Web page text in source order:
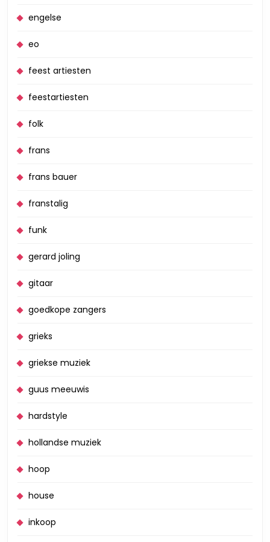
engelse
eo
feest artiesten
feestartiesten
folk
frans
frans bauer
franstalig
funk
gerard joling
gitaar
goedkope zangers
grieks
griekse muziek
guus meeuwis
hardstyle
hollandse muziek
hoop
house
inkoop